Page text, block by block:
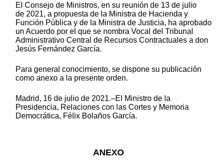
El Consejo de Ministros, en su reunión de 13 de julio
de 2021, a propuesta de la Ministra de Hacienda y
Función Pública y de la Ministra de Justicia, ha aprobado
un Acuerdo por el que se nombra Vocal del Tribunal
Administrativo Central de Recursos Contractuales a don
Jesús Fernández García.
Para general conocimiento, se dispone su publicación
como anexo a la presente orden.
Madrid, 16 de julio de 2021.–El Ministro de la
Presidencia, Relaciones con las Cortes y Memoria
Democrática, Félix Bolaños García.
ANEXO